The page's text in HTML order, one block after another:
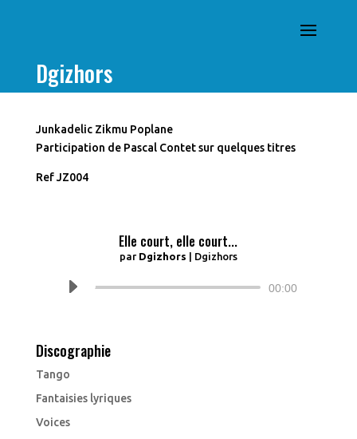
Dgizhors
Junkadelic Zikmu Poplane
Participation de Pascal Contet sur quelques titres
Ref JZ004
Elle court, elle court...
par Dgizhors Dgizhors
Lecteur
00:00
Discographie
Tango
Fantaisies lyriques
Voices